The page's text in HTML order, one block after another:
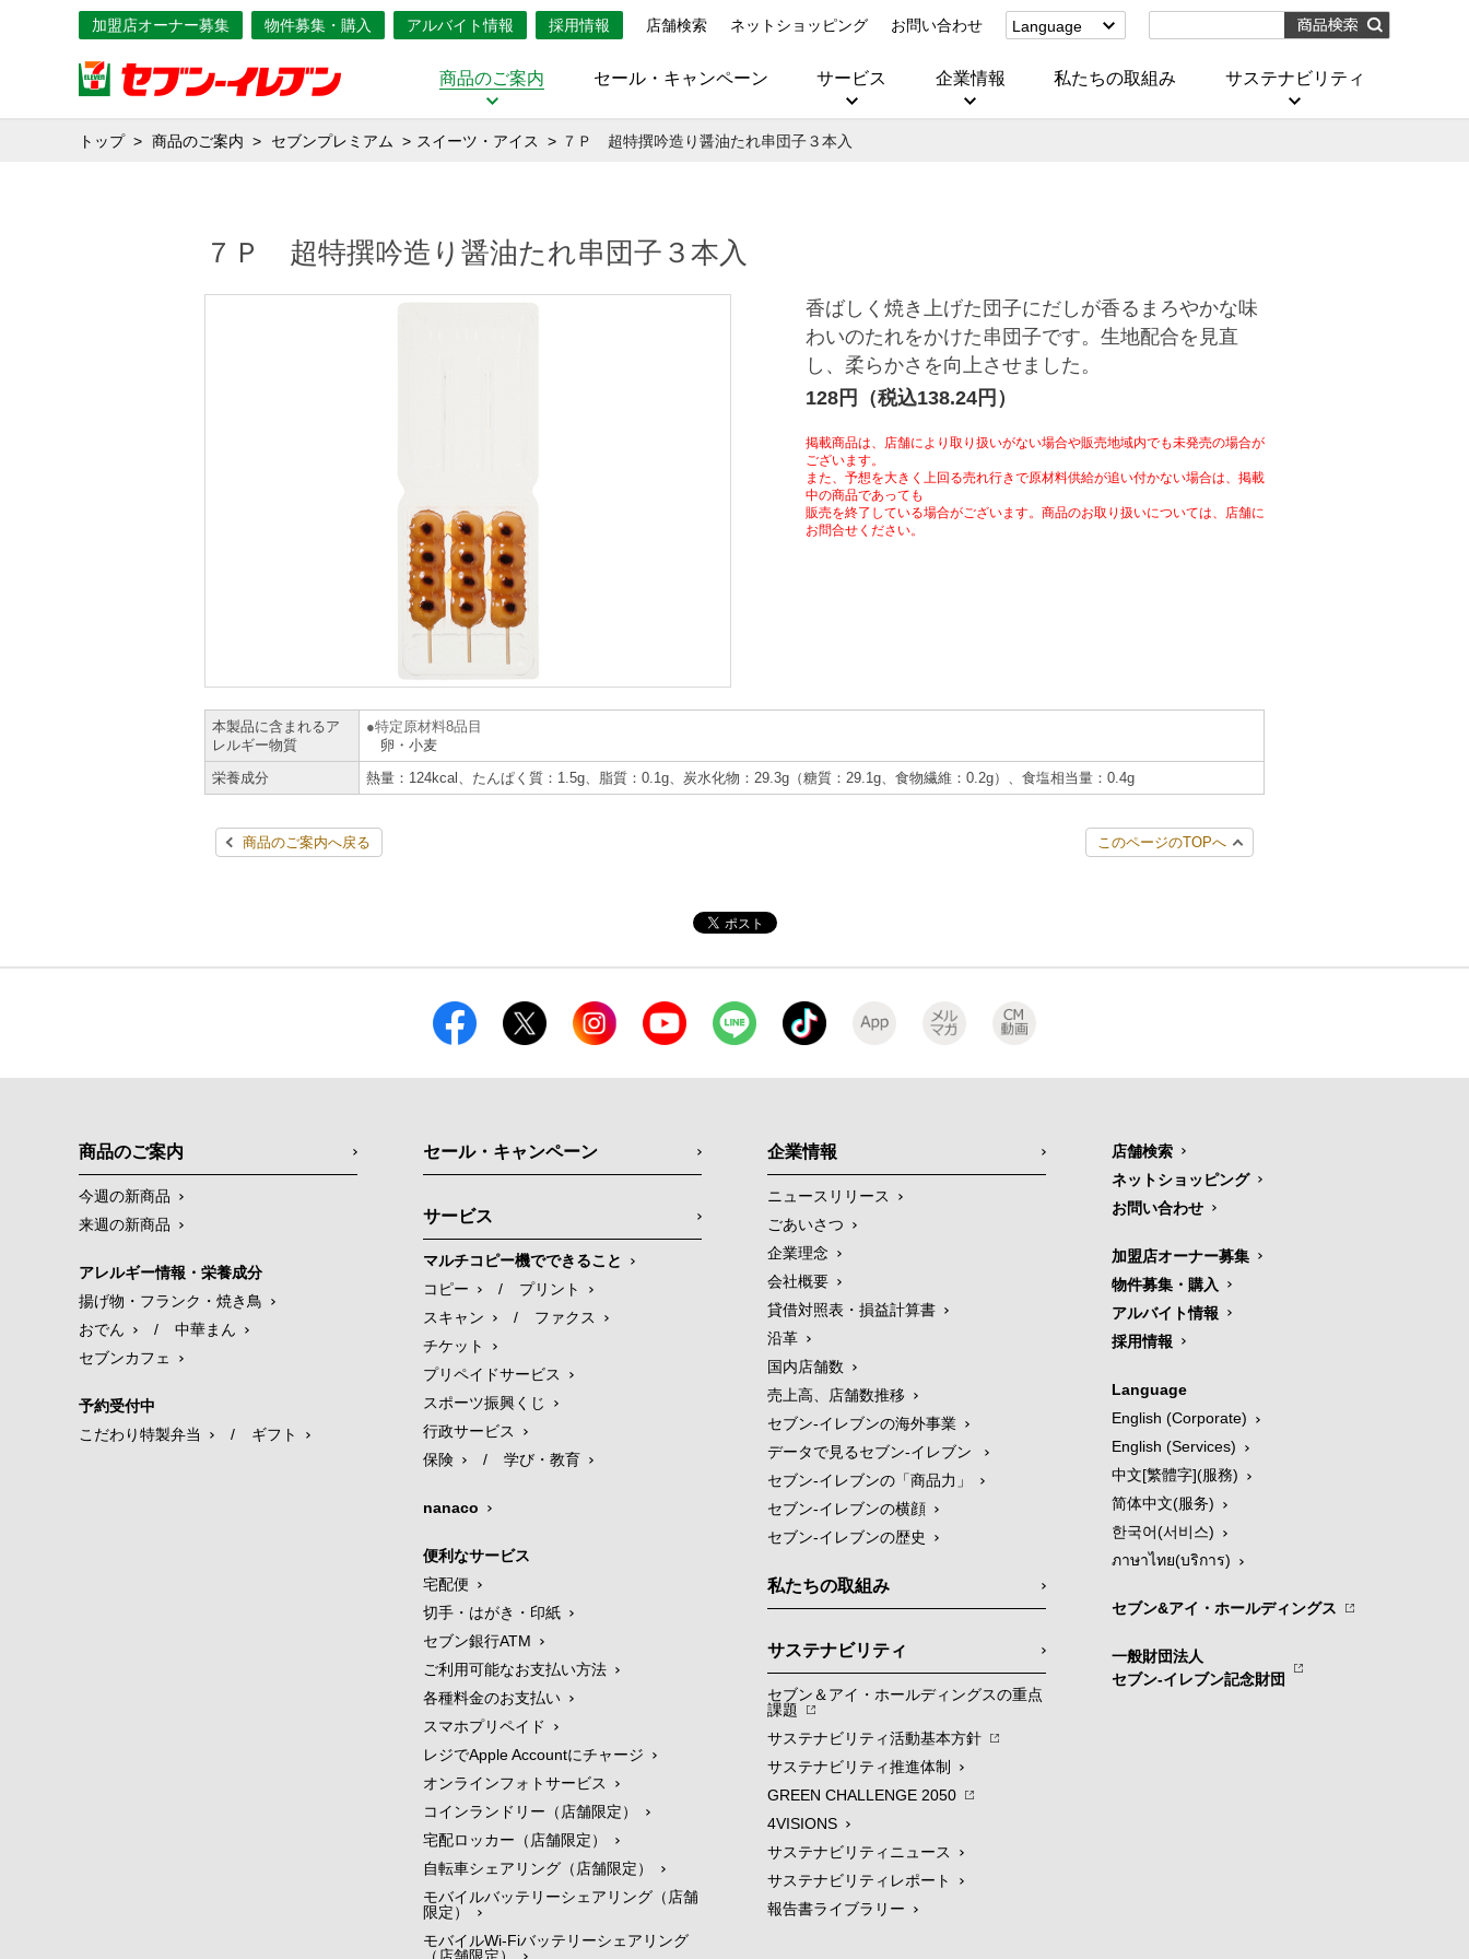
加盟店オーナー募集 物件募集・購入 アルバイト情報 採用情報 店舗検索 ネットショッピング お問い合わせ
Language
(Corporate)
商品のご案内 セール・キャンペーン サービス 企業情報 私たちの取組み サステナビリティ
トップ 商品のご案内 セブンプレミアム スイーツ・アイス ７Ｐ 超特撰吟造り醤油たれ串団子３本入
７Ｐ 超特撰吟造り醤油たれ串団子３本入
香ばしく焼き上げた団子にだしが香るまろやかな味
わいのたれをかけた串団子です。生地配合を見直
し、柔らかさを向上させました。
128円（税込138.24円）
掲載商品は、店舗により取り扱いがない場合や販売地域内でも未発売の場合が
ございます。
また、予想を大きく上回る売れ行きで原材料供給が追い付かない場合は、掲載
中の商品であっても
販売を終了している場合がございます。商品のお取り扱いについては、店舗に
お問合せください。
本製品に含まれるア
レルギー物質
特定原材料8品目
卵・小麦
栄養成分
熱量：124kcal、たんぱく質：1.5g、脂質：0.1g、炭水化物：29.3g（糖質：29.1g、食物繊維：0.2g）、食塩相当量：0.4g
商品のご案内へ戻る このページのTOPへ
商品のご案内
今週の新商品
来週の新商品
アレルギー情報・栄養成分
揚げ物・フランク・焼き鳥
おでん
/
中華まん
セブンカフェ
予約受付中
こだわり特製弁当
/ ギフト
セール・キャンペーン
サービス
マルチコピー機でできること
コピー
/
プリント
スキャン
/
ファクス
チケット
プリペイドサービス
スポーツ振興くじ
行政サービス
保険
/ 学び・教育
nanaco
便利なサービス
宅配便
切手・はがき・印紙
セブン銀行ATM
ご利用可能なお支払い方法
各種料金のお支払い
スマホプリペイド
レジでApple Accountにチャージ
オンラインフォトサービス
コインランドリー（店舗限定）
宅配ロッカー（店舗限定）
自転車シェアリング（店舗限定）
モバイルバッテリーシェアリング（店舗
限定）
モバイルWi-Fiバッテリーシェアリング
企業情報
ニュースリリース
ごあいさつ
企業理念
会社概要
貸借対照表・損益計算書
沿革
国内店舗数
売上高、店舗数推移
セブン‐イレブンの海外事業
データで見るセブン‐イレブン
セブン‐イレブンの「商品力」
セブン-イレブンの横顔
セブン-イレブンの歴史
私たちの取組み
サステナビリティ
セブン＆アイ・ホールディングスの重点
課題
サステナビリティ活動基本方針
サステナビリティ推進体制
GREEN CHALLENGE 2050
4VISIONS
サステナビリティニュース
サステナビリティレポート
報告書ライブラリー
店舗検索
ネットショッピング
お問い合わせ
加盟店オーナー募集
物件募集・購入
アルバイト情報
採用情報
Language
English (Corporate)
English (Services)
中文[繁體字](服務)
简体中文(服务)
한국어(서비스)
ภาษาไทย(บริการ)
セブン&アイ・ホールディングス
一般財団法人
セブン-イレブン記念財団